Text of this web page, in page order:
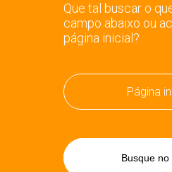
Que tal buscar o
campo abaixo ou
página inicial?
Página